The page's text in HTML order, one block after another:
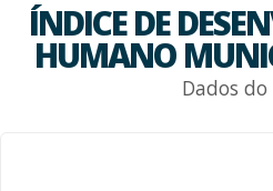
ÍNDICE DE
HUMANO
Dados do